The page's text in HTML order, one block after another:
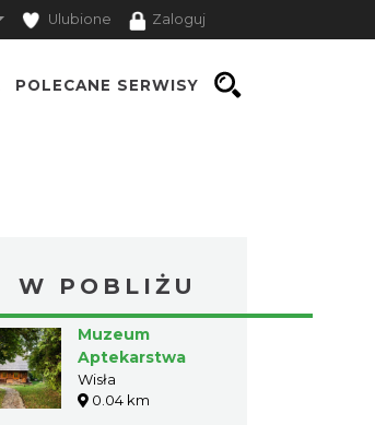
Ulubione Zaloguj
POLECANE SERWISY
W POBLIŻU
Muzeum
Aptekarstwa
Wisła
0.04 km